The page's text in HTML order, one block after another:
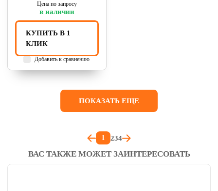
Цена по запросу
в наличии
КУПИТЬ В 1
КЛИК
Добавить к сравнению
ПОКАЗАТЬ ЕЩЕ
1 234
ВАС ТАКЖЕ МОЖЕТ ЗАИНТЕРЕСОВАТЬ